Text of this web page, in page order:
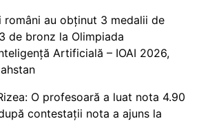
români au obținut 3 medalii de
de bronz la Olimpiada
Artificială – IOAI 2026,
O profesoară a luat nota 4.90
contestații nota a ajuns la